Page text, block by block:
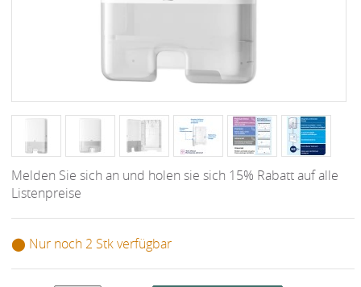
Melden Sie sich an und holen sie sich 15% Rabatt auf alle
Listenpreise
⬤ Nur noch 2 Stk verfügbar